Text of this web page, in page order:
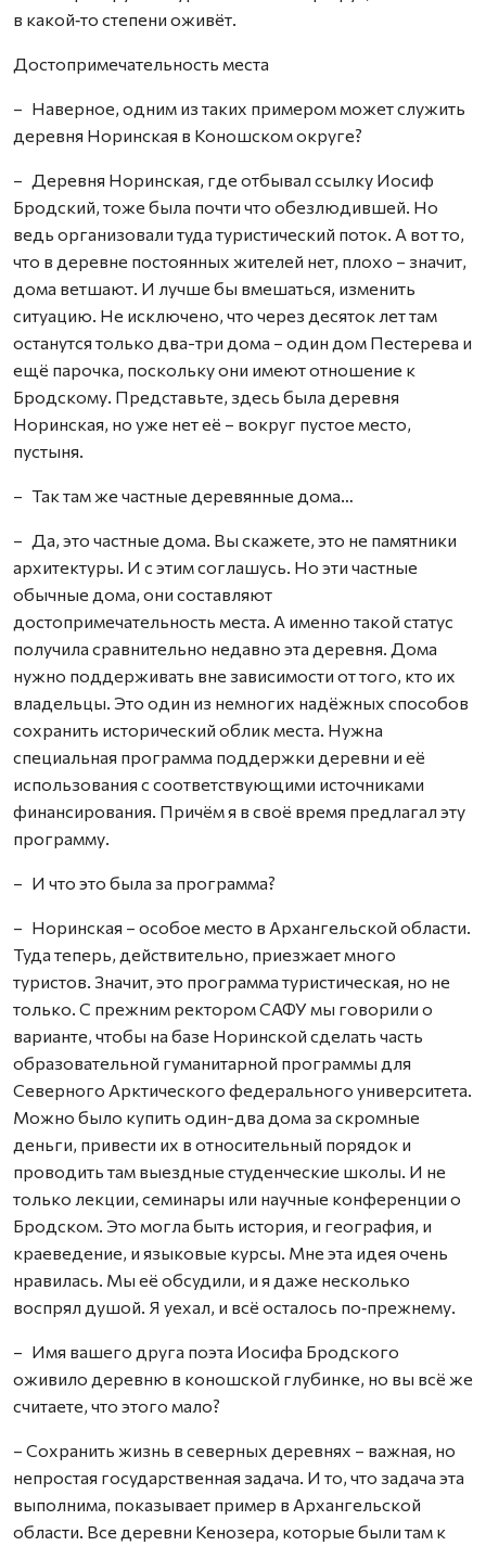
в какой‑то степени оживёт.
Достопримечательность места
– Наверное, одним из таких примером может служить
деревня Норинская в Коношском округе?
– Деревня Норинская, где отбывал ссылку Иосиф
Бродский, тоже была почти что обезлюдившей. Но
ведь организовали туда туристический поток. А вот то,
что в деревне постоянных жителей нет, плохо – значит,
дома ветшают. И лучше бы вмешаться, изменить
ситуацию. Не исключено, что через десяток лет там
останутся только два-три дома – один дом Пестерева и
ещё парочка, поскольку они имеют отношение к
Бродскому. Представьте, здесь была деревня
Норинская, но уже нет её – вокруг пустое место,
пустыня.
– Так там же частные деревянные дома…
– Да, это частные дома. Вы скажете, это не памятники
архитектуры. И с этим соглашусь. Но эти частные
обычные дома, они составляют
достопримечательность места. А именно такой статус
получила сравнительно недавно эта деревня. Дома
нужно поддерживать вне зависимости от того, кто их
владельцы. Это один из немногих надёжных способов
сохранить исторический облик места. Нужна
специальная программа поддержки деревни и её
использования с соответствующими источниками
финансирования. Причём я в своё время предлагал эту
программу.
– И что это была за программа?
– Норинская – особое место в Архангельской области.
Туда теперь, действительно, приезжает много
туристов. Значит, это программа туристическая, но не
только. С прежним ректором САФУ мы говорили о
варианте, чтобы на базе Норинской сделать часть
образовательной гуманитарной программы для
Северного Арктического федерального университета.
Можно было купить один-два дома за скромные
деньги, привести их в относительный порядок и
проводить там выездные студенческие школы. И не
только лекции, семинары или научные конференции о
Бродском. Это могла быть история, и география, и
краеведение, и языковые курсы. Мне эта идея очень
нравилась. Мы её обсудили, и я даже несколько
воспрял душой. Я уехал, и всё осталось по‑прежнему.
– Имя вашего друга поэта Иосифа Бродского
оживило деревню в коношской глубинке, но вы всё же
считаете, что этого мало?
– Сохранить жизнь в северных деревнях – важная, но
непростая государственная задача. И то, что задача эта
выполнима, показывает пример в Архангельской
области. Все деревни Кенозера, которые были там к